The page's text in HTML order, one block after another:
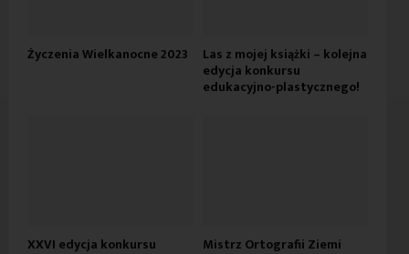
Życzenia Wielkanocne 2023 Las z mojej książki – kolejna
edycja konkursu
edukacyjno-plastycznego!
XXVI edycja konkursu Mistrz Ortografii Ziemi